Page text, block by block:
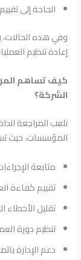
الحاجة إلى
وفي هذه
إعادة تنظيم
كيف تساهم
الشركة؟
تلعب المراجعة
المؤسسات، حيث
متابعة
تقييم كفاءة
تقليل الأخطاء
تنظيم دورة
دعم الإدارة